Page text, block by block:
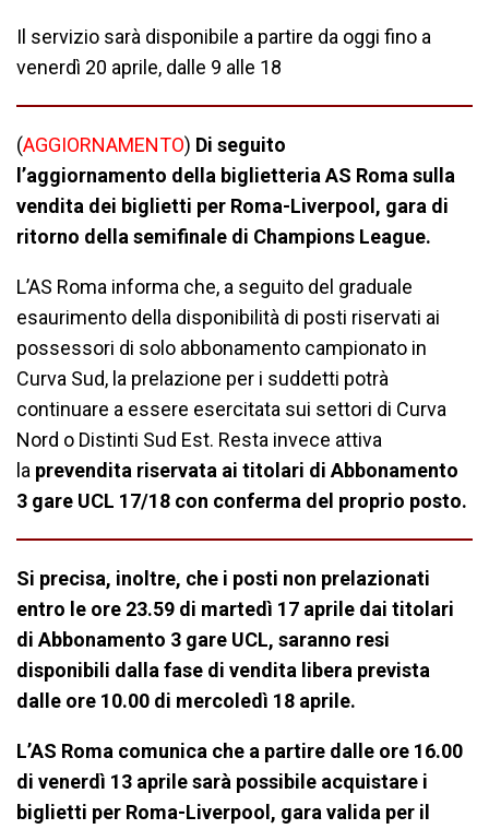
Il servizio sarà disponibile a partire da oggi fino a
venerdì 20 aprile, dalle 9 alle 18
(AGGIORNAMENTO) Di seguito
l’aggiornamento della biglietteria AS Roma sulla
vendita dei biglietti per Roma-Liverpool, gara di
ritorno della semifinale di Champions League.
L’AS Roma informa che, a seguito del graduale
esaurimento della disponibilità di posti riservati ai
possessori di solo abbonamento campionato in
Curva Sud, la prelazione per i suddetti potrà
continuare a essere esercitata sui settori di Curva
Nord o Distinti Sud Est. Resta invece attiva
la prevendita riservata ai titolari di Abbonamento
3 gare UCL 17/18 con conferma del proprio posto.
Si precisa, inoltre, che i posti non prelazionati
entro le ore 23.59 di martedì 17 aprile dai titolari
di Abbonamento 3 gare UCL, saranno resi
disponibili dalla fase di vendita libera prevista
dalle ore 10.00 di mercoledì 18 aprile.
L’AS Roma comunica che a partire dalle ore 16.00
di venerdì 13 aprile sarà possibile acquistare i
biglietti per Roma-Liverpool, gara valida per il